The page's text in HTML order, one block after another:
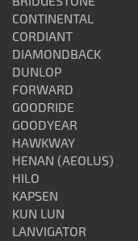
CONTINENTAL
CORDIANT
DIAMONDBACK
DUNLOP
FORWARD
GOODRIDE
GOODYEAR
HAWKWAY
HENAN (AEOLUS)
HILO
KAPSEN
KUN LUN
LANVIGATOR